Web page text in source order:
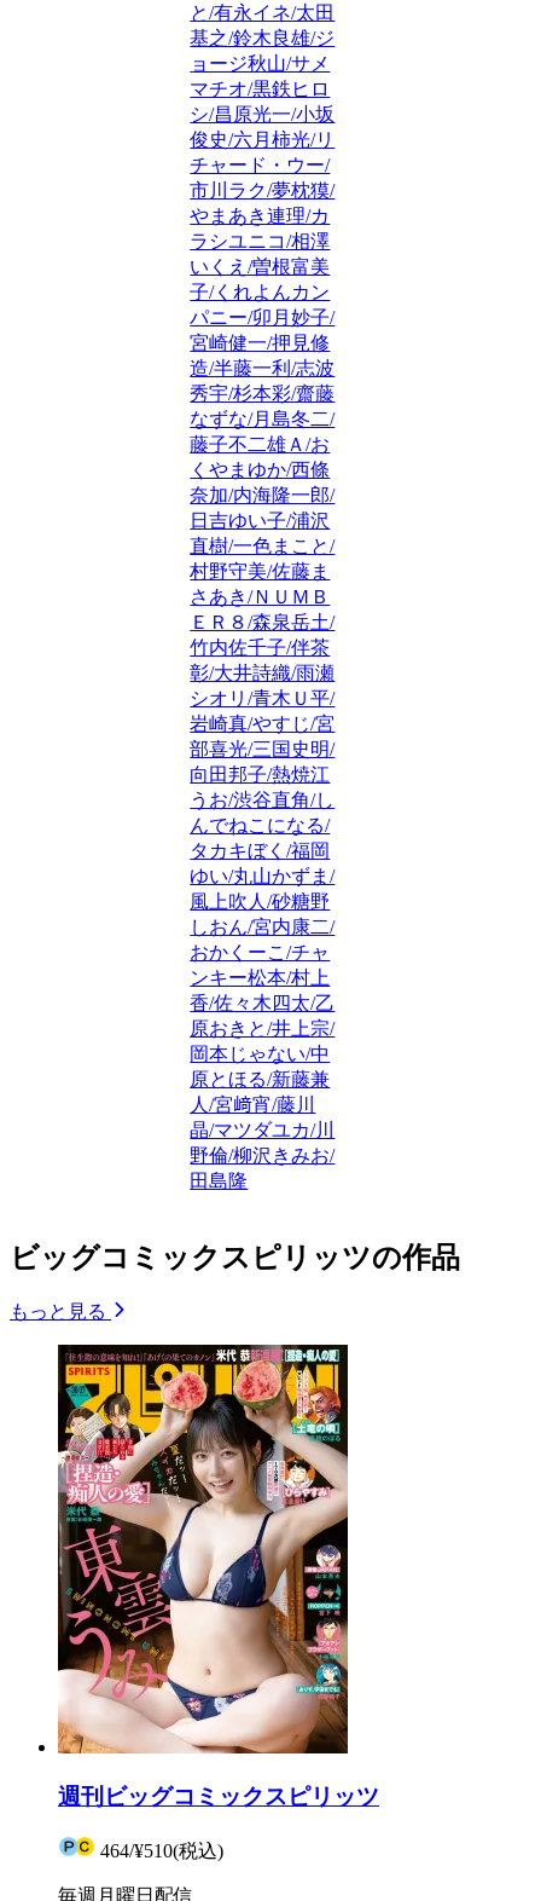
と/有永イネ/太田
基之/鈴木良雄/ジ
ョージ秋山/サメ
マチオ/黒鉄ヒロ
シ/昌原光一/小坂
俊史/六月柿光/リ
チャード・ウー/
市川ラク/夢枕獏/
やまあき連理/カ
ラシユニコ/相澤
いくえ/曽根富美
子/くれよんカン
パニー/卯月妙子/
宮崎健一/押見修
造/半藤一利/志波
秀宇/杉本彩/齋藤
なずな/月島冬二/
藤子不二雄Ａ/お
くやまゆか/西條
奈加/内海隆一郎/
日吉ゆい子/浦沢
直樹/一色まこと/
村野守美/佐藤ま
さあき/ＮＵＭＢ
ＥＲ８/森泉岳土/
竹内佐千子/伴茶
彰/大井詩織/雨瀬
シオリ/青木Ｕ平/
岩崎真/やすじ/宮
部喜光/三国史明/
向田邦子/熱焼江
うお/渋谷直角/し
んでねこになる/
タカキぼく/福岡
ゆい/丸山かずま/
風上吹人/砂糖野
しおん/宮内康二/
おかくーこ/チャ
ンキー松本/村上
香/佐々木四太/乙
原おきと/井上宗/
岡本じゃない/中
原とほる/新藤兼
人/宮﨑宵/藤川
晶/マツダユカ/川
野倫/柳沢きみお/
田島隆
ビッグコミックスピリッツの作品
もっと見る
週刊ビッグコミックスピリッツ
464/¥510(税込)
毎週月曜日配信